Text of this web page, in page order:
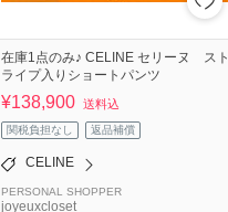
在庫1点のみ♪ CELINE セリーヌ スト
ライプ入りショートパンツ
¥138,900 送料込
関税負担なし 返品補償
CELINE
PERSONAL SHOPPER
joyeuxcloset